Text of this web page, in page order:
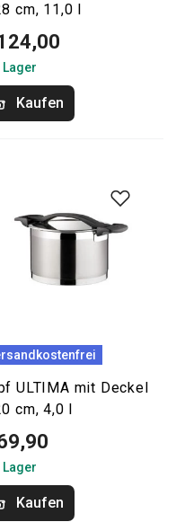
cm, 11,0 l
Lager
Kaufen
ULTIMA mit Deckel
cm, 4,0 l
Lager
Kaufen